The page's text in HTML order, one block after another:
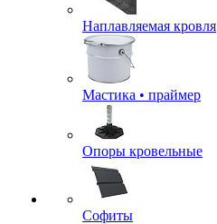
Наплавляемая кровля
Мастика • праймер
Опоры кровельные
Софиты